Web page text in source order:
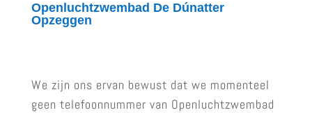
Openluchtzwembad De Dúnatter
Opzeggen
We zijn ons ervan bewust dat we momenteel
geen telefoonnummer van Openluchtzwembad